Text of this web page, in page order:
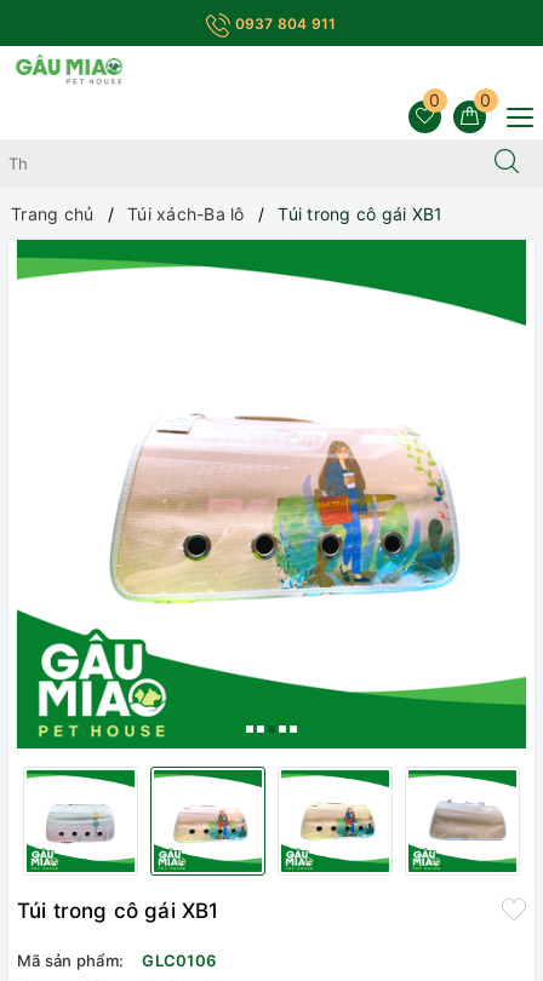
0937 804 911
0
0
Trang chủ Túi xách-Ba lô Túi trong cô gái XB1
Túi trong cô gái XB1
Mã sản phẩm:
GLC0106